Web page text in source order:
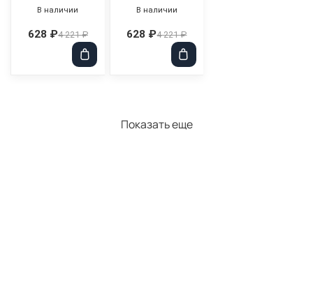
В наличии
628 ₽4 221 ₽
В наличии
628 ₽4 221 ₽
Показать еще